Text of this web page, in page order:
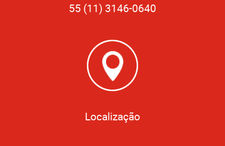
55 (11) 3146-0640
Localização